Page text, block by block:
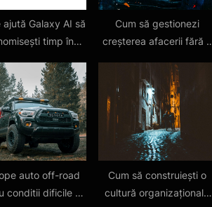
ajută Galaxy AI să
timp în
Cum să gestionezi
creșterea afacerii fără a
auto off-road
conditii dificile –
Cum să construiești o
cultură organizațională